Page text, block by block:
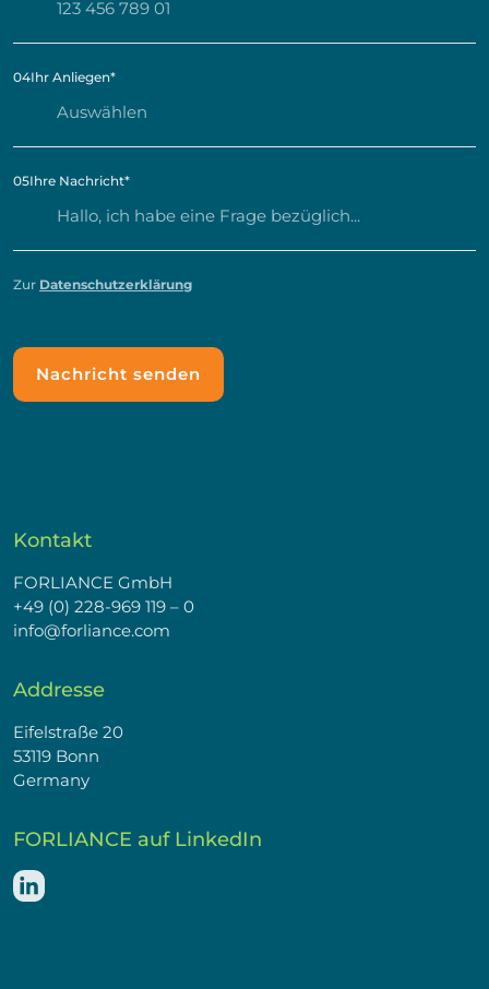
04Ihr Anliegen*
05Ihre Nachricht*
Zur Datenschutzerklärung
Kontakt
FORLIANCE GmbH
+49 (0) 228-969 119 – 0
info@forliance.com
Addresse
Eifelstraße 20
53119 Bonn
Germany
FORLIANCE auf LinkedIn